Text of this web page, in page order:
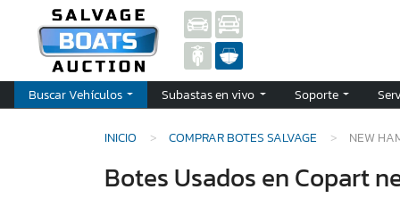
Buscar Vehículos Subastas en vivo Soporte
INICIO COMPRAR BOTES SALVAGE NEW
Botes Usados en Copart